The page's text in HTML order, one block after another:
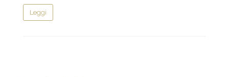
Leggi